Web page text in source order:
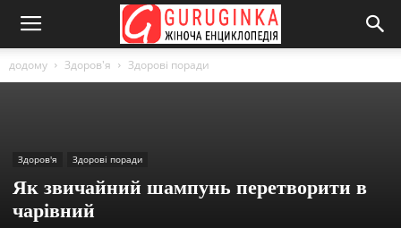
додому Здоров'я Здорові поради
Здоров'я Здорові поради
Як звичайний шампунь перетворити в
чарівний